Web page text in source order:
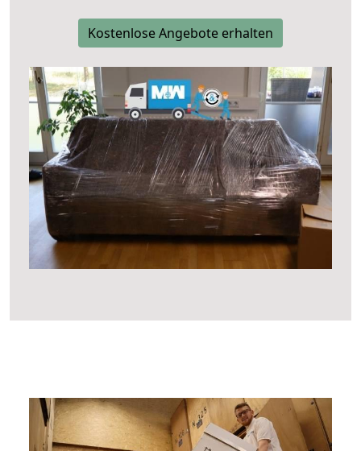
Kostenlose Angebote erhalten